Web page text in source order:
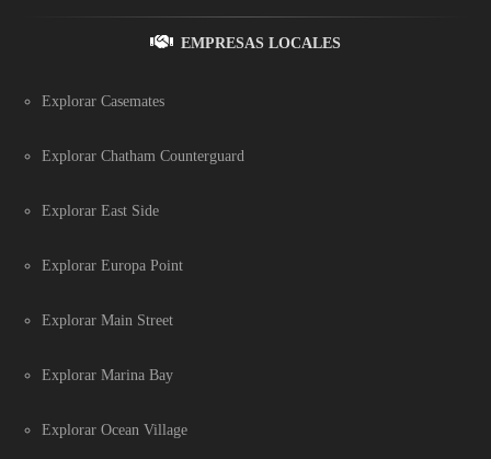
EMPRESAS LOCALES
Explorar Casemates
Explorar Chatham Counterguard
Explorar East Side
Explorar Europa Point
Explorar Main Street
Explorar Marina Bay
Explorar Ocean Village